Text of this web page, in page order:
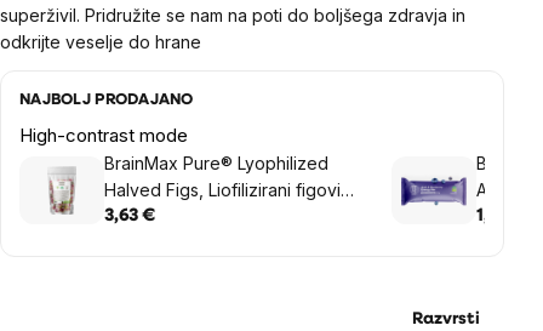
superživil. Pridružite se nam na poti do boljšega zdravja in
odkrijte veselje do hrane
NAJBOLJ PRODAJANO
High-contrast mode
BrainMax Pure® Lyophilized
Halved Figs, Liofilizirani figovi
polpetki, 45 g
3,63 €
Acai in
1,59 €
Razvrsti